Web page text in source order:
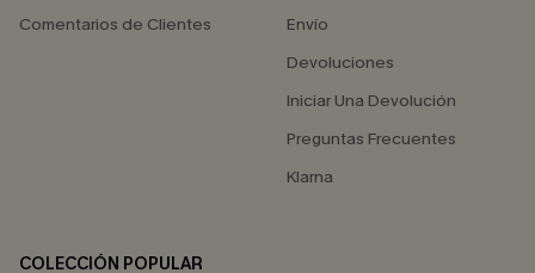
Comentarios de Clientes
Envío
Devoluciones
Iniciar Una Devolución
Preguntas Frecuentes
Klarna
COLECCIÓN POPULAR